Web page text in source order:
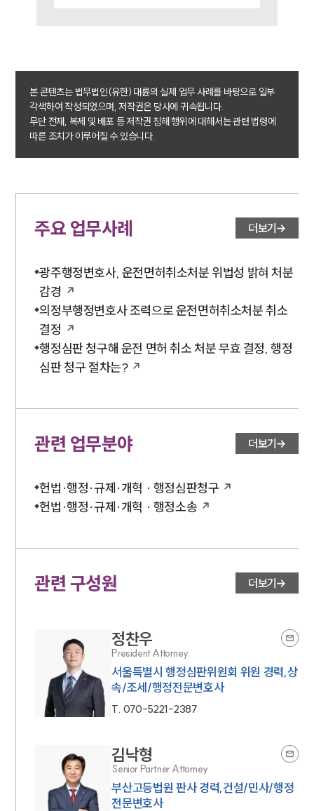
전체
구성원 소개
소식/자료
법률 블로그
뉴스레터/브로슈어
세미나
대륜법률상담예약
본 콘텐츠는 법무법인(유한) 대륜의 실제 업무 사례를 바탕으로 일부
각색하여 작성되었으며, 저작권은 당사에 귀속됩니다.
무단 전재, 복제 및 배포 등 저작권 침해 행위에 대해서는 관련 법령에
따른 조치가 이루어질 수 있습니다.
주요 업무사례 더보기
광주행정변호사, 운전면허취소처분 위법성 밝혀 처분
감경
의정부행정변호사 조력으로 운전면허취소처분 취소
결정
행정심판 청구해 운전 면허 취소 처분 무효 결정, 행정
심판 청구 절차는?
관련 업무분야 더보기
헌법·행정·규제·개혁 · 행정심판청구
헌법·행정·규제·개혁 · 행정소송
관련 구성원 더보기
정찬우
President Attorney
서울특별시 행정심판위원회 위원 경력,상
속/조세/행정전문변호사
T. 070-5221-2387
김낙형
Senior Partner Attorney
부산고등법원 판사 경력,건설/민사/행정
전문변호사